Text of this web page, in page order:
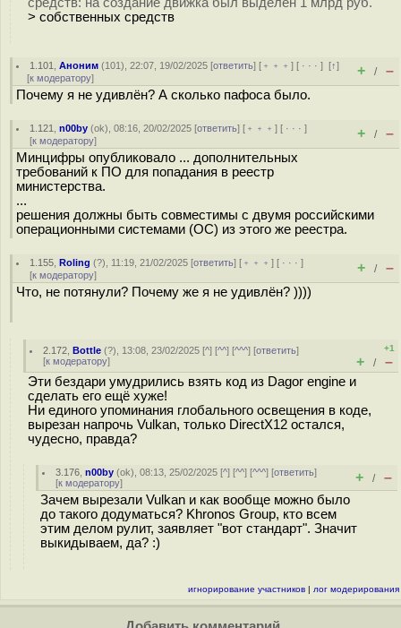
> собственных средств
1.101 ,Аноним (101), 22:07, 19/02/2025 [ответить] [ ﹢﹢﹢] [ · · ·][↑]
[к модератору] + / –
Почему я не удивлён? А сколько пафоса было.
1.121 ,n00by (ok), 08:16, 20/02/2025 [ответить] [ ﹢﹢﹢] [ · · ·]
[к модератору] + / –
Минцифры опубликовало ... дополнительных
требований к ПО для попадания в реестр
министерства.
...
решения должны быть совместимы с двумя российскими
операционными системами (ОС) из этого же реестра.
1.155 ,Roling (?), 11:19, 21/02/2025 [ответить] [ ﹢﹢﹢] [ · · ·]
[к модератору] + / –
Что, не потянули? Почему же я не удивлён? ))))
2.172 ,Bottle (?), 13:08, 23/02/2025 [^] [^^] [^^^] [ответить]
[к модератору]
+1
+ / –
Эти бездари умудрились взять код из Dagor engine и
сделать его ещё хуже!
Ни единого упоминания глобального освещения в коде,
вырезан напрочь Vulkan, только DirectX12 остался,
чудесно, правда?
3.176 ,n00by (ok), 08:13, 25/02/2025 [^] [^^] [^^^] [ответить]
[к модератору] + / –
Зачем вырезали Vulkan и как вообще можно было
до такого додуматься? Khronos Group, кто всем
этим делом рулит, заявляет "вот стандарт". Значит
выкидываем, да? :)
игнорирование участников | лог модерирования